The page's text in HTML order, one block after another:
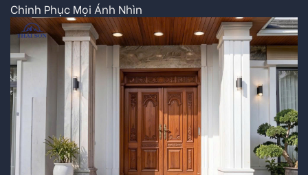
Chinh Phục Mọi Ánh Nhìn